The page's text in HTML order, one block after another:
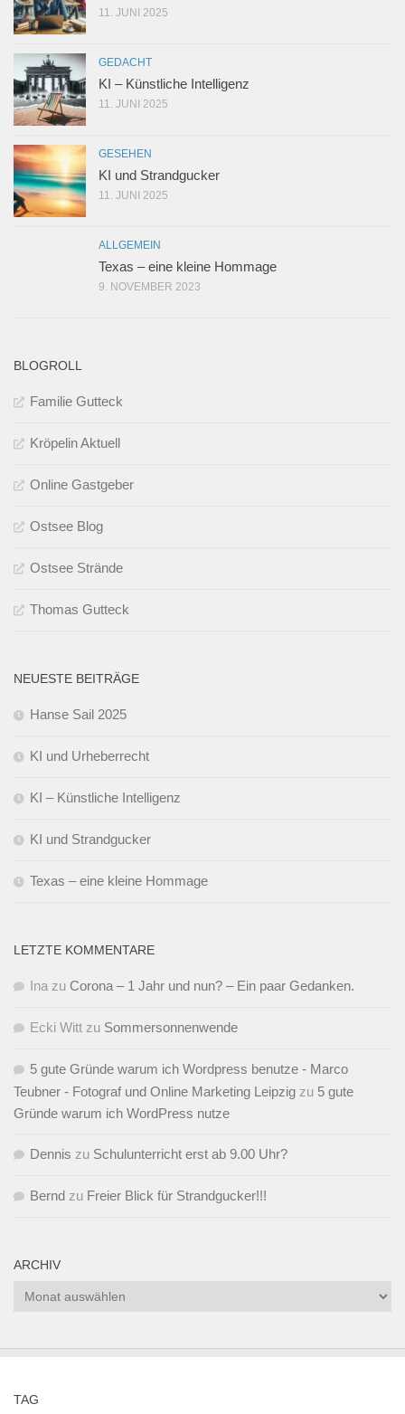
11. JUNI 2025
GEDACHT
KI – Künstliche Intelligenz
11. JUNI 2025
GESEHEN
KI und Strandgucker
11. JUNI 2025
ALLGEMEIN
Texas – eine kleine Hommage
9. NOVEMBER 2023
BLOGROLL
Familie Gutteck
Kröpelin Aktuell
Online Gastgeber
Ostsee Blog
Ostsee Strände
Thomas Gutteck
NEUESTE BEITRÄGE
Hanse Sail 2025
KI und Urheberrecht
KI – Künstliche Intelligenz
KI und Strandgucker
Texas – eine kleine Hommage
LETZTE KOMMENTARE
Ina zu Corona – 1 Jahr und nun? – Ein paar Gedanken.
Ecki Witt zu Sommersonnenwende
5 gute Gründe warum ich Wordpress benutze - Marco
Teubner - Fotograf und Online Marketing Leipzig zu 5 gute
Gründe warum ich WordPress nutze
Dennis zu Schulunterricht erst ab 9.00 Uhr?
Bernd zu Freier Blick für Strandgucker!!!
ARCHIV
Archiv
TAG